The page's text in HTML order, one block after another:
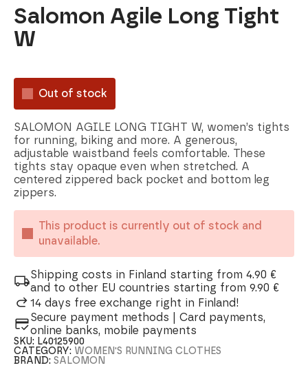
Salomon Agile Long Tight
W
Out of stock
SALOMON AGILE LONG TIGHT W, women’s tights
for running, biking and more. A generous,
adjustable waistband feels comfortable. These
tights stay opaque even when stretched. A
centered zippered back pocket and bottom leg
zippers.
This product is currently out of stock and
unavailable.
Shipping costs in Finland starting from 4.90 €
and to other EU countries starting from 9.90 €
14 days free exchange right in Finland!
Secure payment methods | Card payments,
online banks, mobile payments
SKU: L40125900
CATEGORY: WOMEN'S RUNNING CLOTHES
BRAND:SALOMON